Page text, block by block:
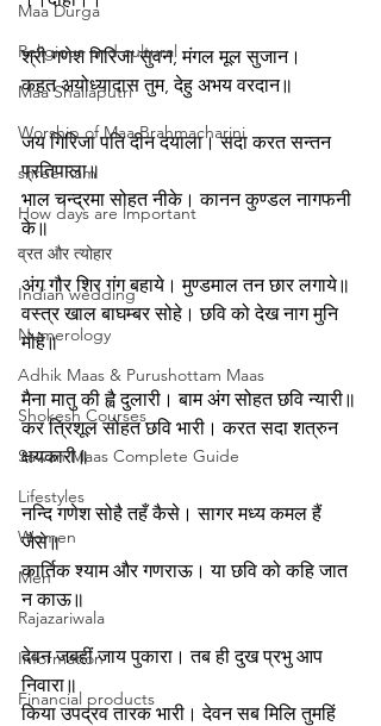
Maa Durga
Religious and cultural
Maa Shailaputri
Worship of Maa Brahmacharini
shree Ram
How days are lmportant
व्रत और त्योहार
Indian wedding
Numerology
Adhik Maas & Purushottam Maas
Shokesh Courses
Sawan Maas Complete Guide
Lifestyles
Women
Men
Rajazariwala
Information
Financial products
श्री गणेश गिरिजा सुवन, मंगल मूल सुजान।
कहत अयोध्यादास तुम, देहु अभय वरदान॥
जय गिरिजा पति दीन दयाला। सदा करत सन्तन
प्रतिपाला॥
भाल चन्द्रमा सोहत नीके। कानन कुण्डल नागफनी
के॥
अंग गौर शिर गंग बहाये। मुण्डमाल तन छार लगाये॥
वस्त्र खाल बाघम्बर सोहे। छवि को देख नाग मुनि
मोहे॥
मैना मातु की ह्वै दुलारी। बाम अंग सोहत छवि न्यारी॥
कर त्रिशूल सोहत छवि भारी। करत सदा शत्रुन
क्षयकारी॥
नन्दि गणेश सोहै तहँ कैसे। सागर मध्य कमल हैं
जैसे॥
कार्तिक श्याम और गणराऊ। या छवि को कहि जात
न काऊ॥
देवन जबहीं जाय पुकारा। तब ही दुख प्रभु आप
निवारा॥
किया उपद्रव तारक भारी। देवन सब मिलि तुमहिं